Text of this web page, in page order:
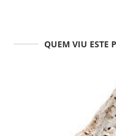
QUEM VIU ESTE